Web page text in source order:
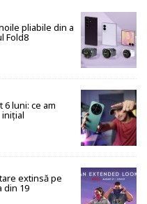
pliabile din a
Fold8
6 luni: ce am
extinsă pe
din 19